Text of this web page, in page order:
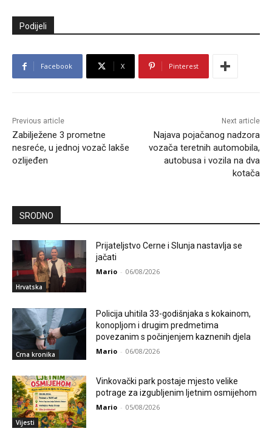
Podijeli
Facebook X Pinterest
Previous article
Zabilježene 3 prometne
nesreće, u jednoj vozač lakše
ozlijeđen
Next article
Najava pojačanog nadzora
vozača teretnih automobila,
autobusa i vozila na dva
kotača
SRODNO
Hrvatska
Prijateljstvo Cerne i Slunja nastavlja se
jačati
Mario - 06/08/2026
Crna kronika
Policija uhitila 33-godišnjaka s kokainom,
konopljom i drugim predmetima
povezanim s počinjenjem kaznenih djela
Mario - 06/08/2026
Vijesti
Vinkovački park postaje mjesto velike
potrage za izgubljenim ljetnim osmijehom
Mario - 05/08/2026